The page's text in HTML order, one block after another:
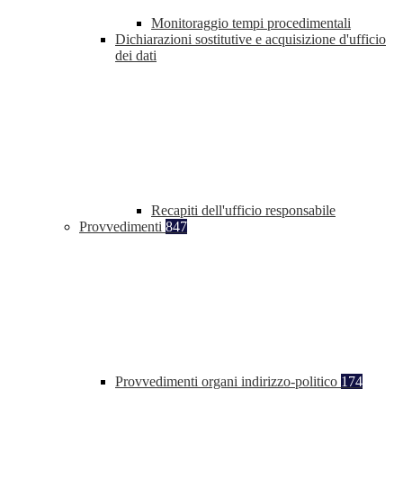
Monitoraggio tempi procedimentali
Dichiarazioni sostitutive e acquisizione d'ufficio
dei dati
Recapiti dell'ufficio responsabile
Provvedimenti 847
Provvedimenti organi indirizzo-politico 174